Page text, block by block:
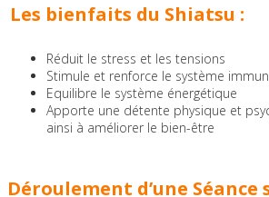
Prenez
vous
Les bienfaits du Shiatsu :
Réduit le stress et les tensions
Stimule et renforce le système
Equilibre le système énergétique
Apporte une détente physique et
ainsi à améliorer le bien-être
Déroulement d’une Séance